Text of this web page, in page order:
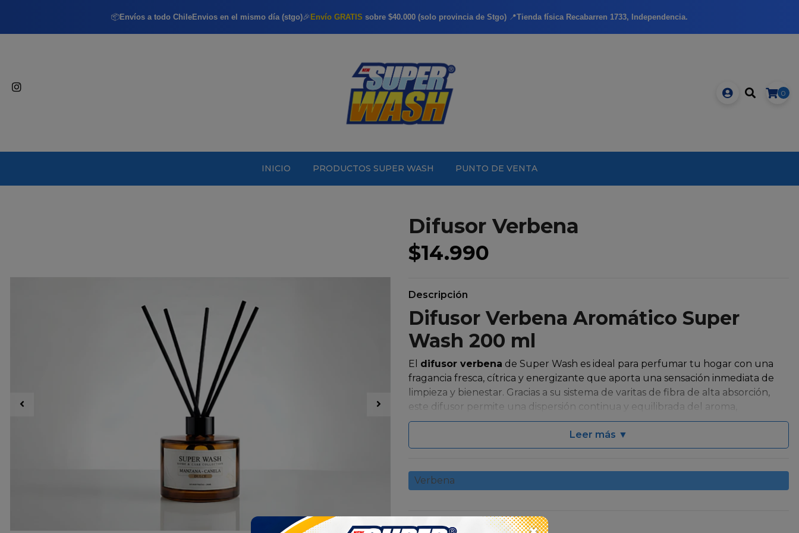
📦Envíos a todo ChileEnvios en el mismo día (stgo)🎉 Envío GRATIS sobre $40.000 (solo provincia de Stgo) 📍Tienda física Recabarren 1733, Independencia.
0
INICIO PRODUCTOS SUPER WASH PUNTO DE VENTA
Difusor Verbena
$14.990
Descripción
Difusor Verbena Aromático Super
Wash 200 ml
El difusor verbena de Super Wash es ideal para perfumar tu hogar con una
fragancia fresca, cítrica y energizante que aporta una sensación inmediata de
limpieza y bienestar. Gracias a su sistema de varitas de fibra de alta absorción,
este difusor permite una dispersión continua y equilibrada del aroma,
manteniendo los espacios perfumados durante semanas.
Fabricado con materias primas de alta calidad, el difusor aromático Super Wash
sin necesidad de utilizar sprays o aerosoles. Solo debes colocarlo en el lugar
deseado y las varitas liberarán gradualmente la fragancia en el ambiente.
cualquier espacio donde quieras generar un ambiente fresco, limpio y
Leer más ▼
Verbena
Cantidad